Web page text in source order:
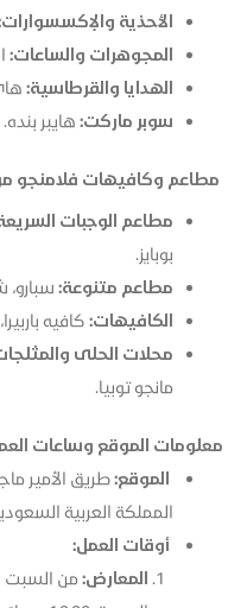
الأحذية
المجوهرات والساعات:
الهدايا والقرطاسية:
سوبر ماركت: هايبر بنده.
مطاعم وكافيهات فلامنجو
مطاعم الوجبات
بوبايز.
مطاعم متنوعة: سبارو،
الكافيهات: كافيه
محلات الحلى
مانجو توبيا.
معلومات الموقع وساعات
الموقع:طريق الأمير
المملكة العربية
أوقات العمل:
المعارض: